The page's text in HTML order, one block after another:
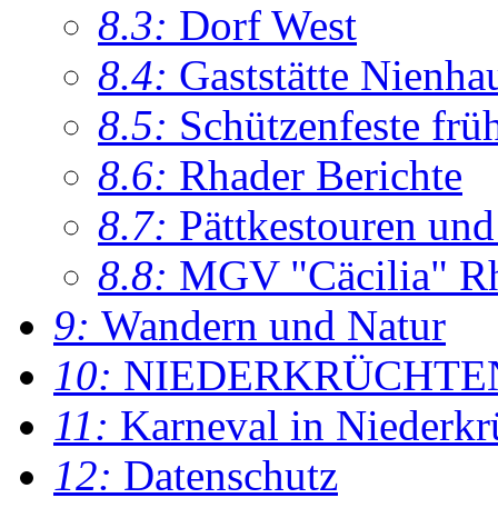
8.3: Dorf West
8.4: Gaststätte
8.5: Schützenfeste
8.6: Rhader Berichte
8.7: Pättkestouren
8.8: MGV "Cäcilia"
9: Wandern und Natur
10:
11: Karneval in
12: Datenschutz